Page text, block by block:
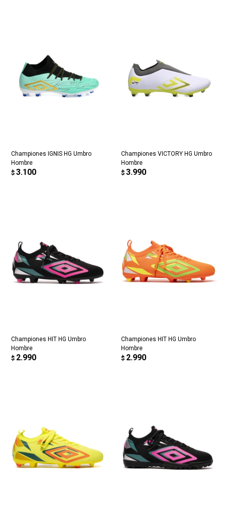
Championes IGNIS HG Umbro
Hombre
$ 3.100
Championes VICTORY HG Umbro
Hombre
$ 3.990
Championes HIT HG Umbro
Hombre
$ 2.990
Championes HIT HG Umbro
Hombre
$ 2.990